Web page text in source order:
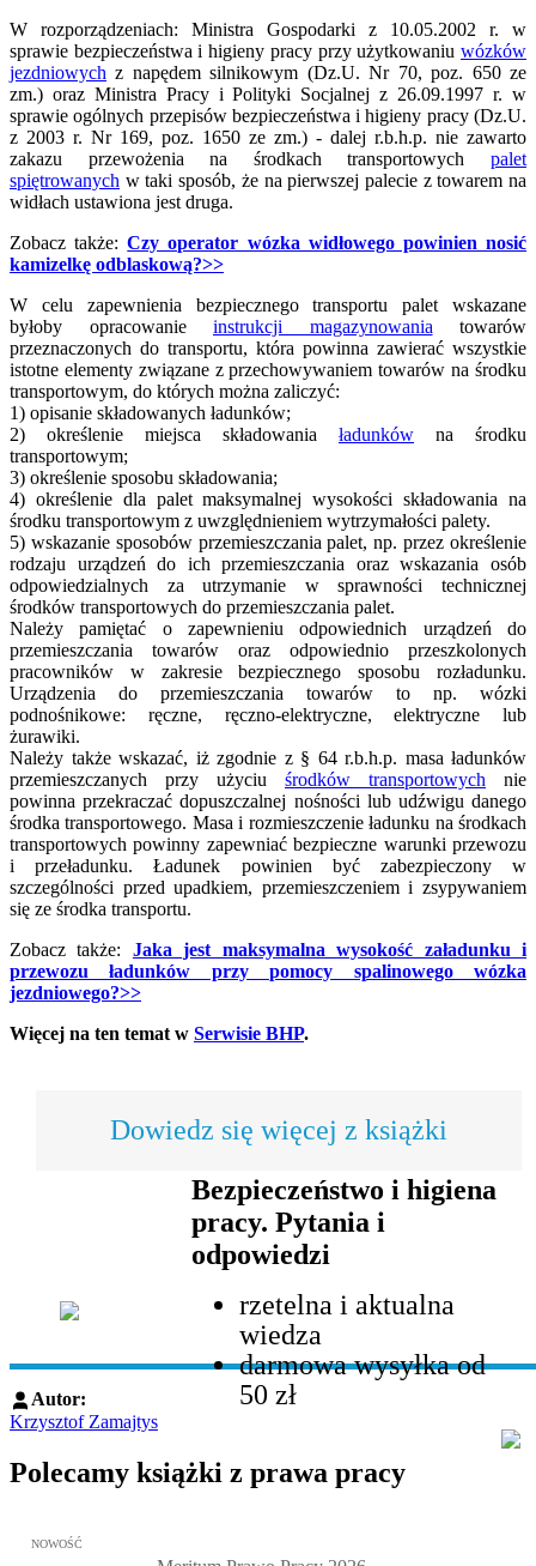
W rozporządzeniach: Ministra Gospodarki z 10.05.2002 r. w
sprawie bezpieczeństwa i higieny pracy przy użytkowaniu wózków
jezdniowych z napędem silnikowym (Dz.U. Nr 70, poz. 650 ze
zm.) oraz Ministra Pracy i Polityki Socjalnej z 26.09.1997 r. w
sprawie ogólnych przepisów bezpieczeństwa i higieny pracy (Dz.U.
z 2003 r. Nr 169, poz. 1650 ze zm.) - dalej r.b.h.p. nie zawarto
zakazu przewożenia na środkach transportowych palet
spiętrowanych w taki sposób, że na pierwszej palecie z towarem na
widłach ustawiona jest druga.
Zobacz także:Czy operator wózka widłowego powinien nosić
kamizelkę odblaskową?>>
W celu zapewnienia bezpiecznego transportu palet wskazane
byłoby opracowanie instrukcji magazynowania towarów
przeznaczonych do transportu, która powinna zawierać wszystkie
istotne elementy związane z przechowywaniem towarów na środku
transportowym, do których można zaliczyć:
1) opisanie składowanych ładunków;
2) określenie miejsca składowania ładunków na środku
transportowym;
3) określenie sposobu składowania;
4) określenie dla palet maksymalnej wysokości składowania na
środku transportowym z uwzględnieniem wytrzymałości palety.
5) wskazanie sposobów przemieszczania palet, np. przez określenie
rodzaju urządzeń do ich przemieszczania oraz wskazania osób
odpowiedzialnych za utrzymanie w sprawności technicznej
środków transportowych do przemieszczania palet.
Należy pamiętać o zapewnieniu odpowiednich urządzeń do
przemieszczania towarów oraz odpowiednio przeszkolonych
pracowników w zakresie bezpiecznego sposobu rozładunku.
Urządzenia do przemieszczania towarów to np. wózki
podnośnikowe: ręczne, ręczno-elektryczne, elektryczne lub
żurawiki.
Należy także wskazać, iż zgodnie z § 64 r.b.h.p. masa ładunków
przemieszczanych przy użyciu środków transportowych nie
powinna przekraczać dopuszczalnej nośności lub udźwigu danego
środka transportowego. Masa i rozmieszczenie ładunku na środkach
transportowych powinny zapewniać bezpieczne warunki przewozu
i przeładunku. Ładunek powinien być zabezpieczony w
szczególności przed upadkiem, przemieszczeniem i zsypywaniem
się ze środka transportu.
Zobacz także: Jaka jest maksymalna wysokość załadunku i
przewozu ładunków przy pomocy spalinowego wózka
jezdniowego?>>
Więcej na ten temat w Serwisie BHP.
Dowiedz się więcej z książki
Bezpieczeństwo i higiena
pracy. Pytania i
odpowiedzi
rzetelna i aktualna
wiedza
darmowa wysyłka od
50 zł
Autor:
Krzysztof Zamajtys
Polecamy książki z prawa pracy
Przejdź do: Meritum Prawo Pracy 2026, Kazimierz Jaśkowski -
NOWOŚĆ